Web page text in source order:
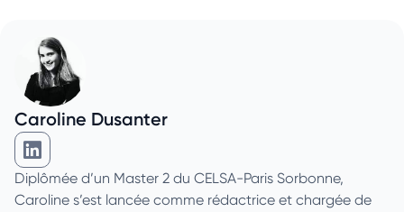
Caroline Dusanter
Caroline Dusanter sur Linkedin
Diplômée d’un Master 2 du CELSA-Paris Sorbonne,
Caroline s’est lancée comme rédactrice et chargée de